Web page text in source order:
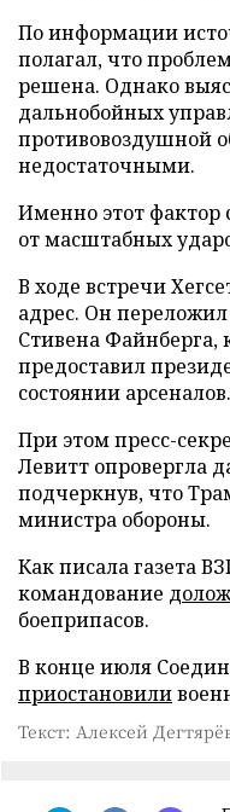
По информации
полагал, что
решена. Однако
дальнобойных
противовоздушной
недостаточными.
Именно этот фактор
от масштабных
В ходе встречи
адрес. Он переложил
Стивена Файнберга,
предоставил
состоянии арсеналов.
При этом пресс-
Левитт опровергла
подчеркнув, что
министра обороны.
Как писала газета
командование
боеприпасов.
В конце июля
приостановили
Текст: Алексей